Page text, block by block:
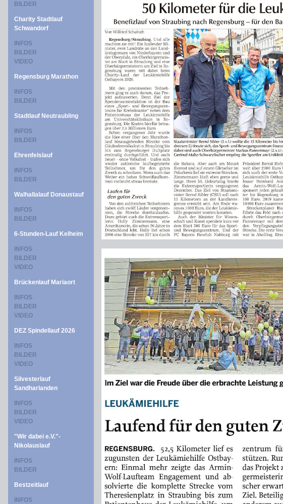
BILDER
Charity Stadtlauf
Schwandorf
INFOS
BILDER
VIDEO
Regensburg Marathon
INFOS
BILDER
Stadtlauf Neutraubling
INFOS
BILDER
Ehrenfelslauf
INFOS
BILDER
Walhallalauf Donaustauf
INFOS
BILDER
6-Stunden-Lauf Kelheim
INFOS
BILDER
VIDEO
Brückenlauf Mariaort
INFOS
BILDER
VIDEO
DEZ Spindellauf 2026
INFOS
BILDER
VIDEO
Silvesterlauf
Sandharlanden
INFOS
BILDER
VIDEO
"Wir dabei e.V."-
Nikolauslauf
INFOS
BILDER
Bestzeitlauf
INFOS